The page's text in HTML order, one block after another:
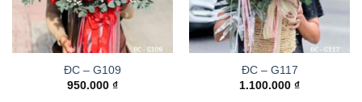
ĐC – G109
950.000 ₫
ĐC – G117
1.100.000 ₫